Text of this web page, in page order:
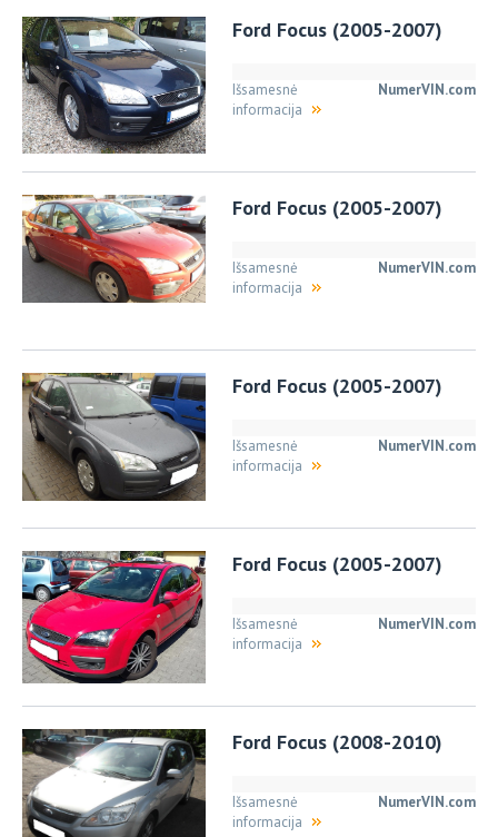
Ford Focus (2005-2007)
NumerVIN.com
Išsamesnė
informacija
Ford Focus (2005-2007)
NumerVIN.com
Išsamesnė
informacija
Ford Focus (2005-2007)
NumerVIN.com
Išsamesnė
informacija
Ford Focus (2005-2007)
NumerVIN.com
Išsamesnė
informacija
Ford Focus (2008-2010)
NumerVIN.com
Išsamesnė
informacija